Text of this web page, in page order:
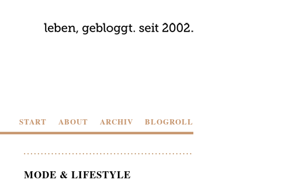
START ABOUT ARCHIV BLOGROLL
MODE & LIFESTYLE